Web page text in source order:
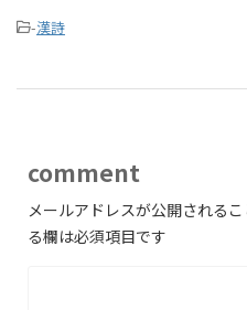
-漢詩
comment
メールアドレスが公開されるこ
る欄は必須項目です